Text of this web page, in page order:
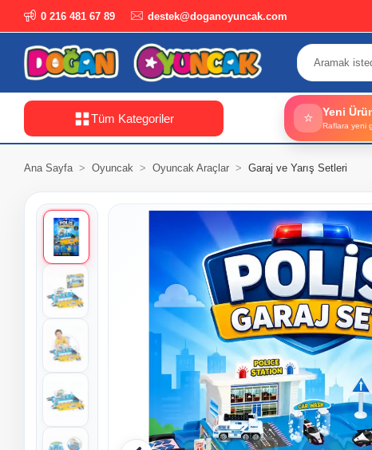
0 216 481 67 89 destek@doganoyuncak.com
Tüm Kategoriler ⭐ Yeni
Raflara yeni
Ana Sayfa Oyuncak Oyuncak Araçlar Garaj ve Yarış Setleri